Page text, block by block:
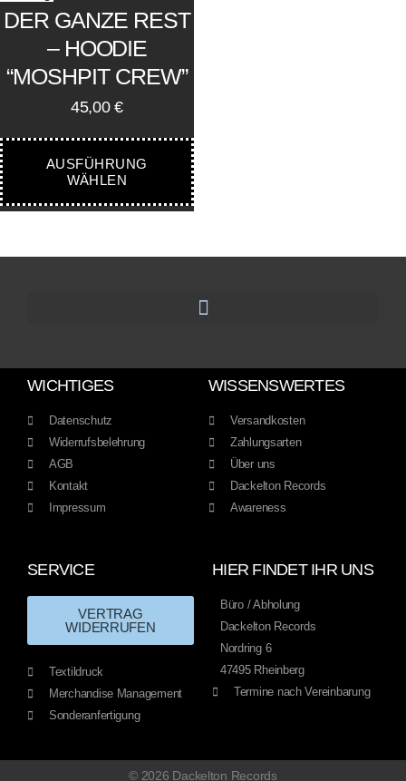
DER GANZE REST
– HOODIE
“MOSHPIT CREW”
45,00€
AUSFÜHRUNG
WÄHLEN
WICHTIGES
Datenschutz
Widerrufsbelehrung
AGB
Kontakt
Impressum
WISSENSWERTES
Versandkosten
Zahlungsarten
Über uns
Dackelton Records
Awareness
SERVICE
VERTRAG
WIDERRUFEN
Textildruck
Merchandise Management
Sonderanfertigung
HIER FINDET IHR UNS
Büro / Abholung
Dackelton Records
Nordring 6
47495 Rheinberg
Termine nach Vereinbarung
© 2026 Dackelton Records